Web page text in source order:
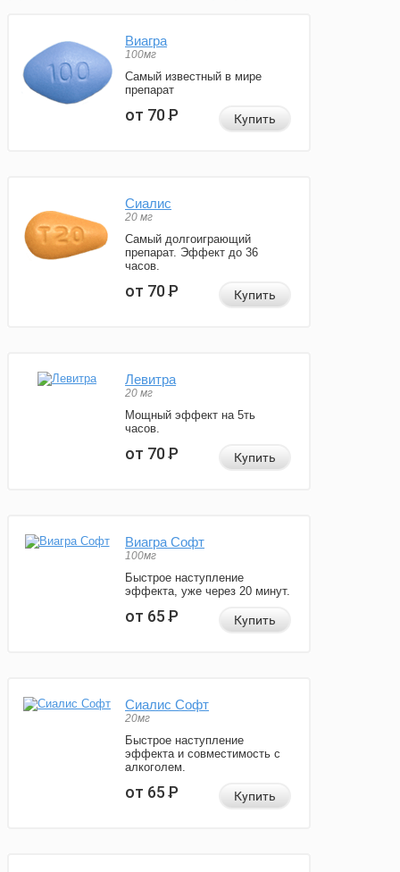
Виагра
100мг
Самый известный в мире
препарат
от 70Р Купить
Сиалис
20 мг
Самый долгоиграющий
препарат. Эффект до 36
часов.
от 70Р Купить
Левитра
20 мг
Мощный эффект на 5ть
часов.
от 70Р Купить
Виагра Софт
100мг
Быстрое наступление
эффекта, уже через 20 минут.
от 65Р Купить
Сиалис Софт
20мг
Быстрое наступление
эффекта и совместимость с
алкоголем.
от 65Р Купить